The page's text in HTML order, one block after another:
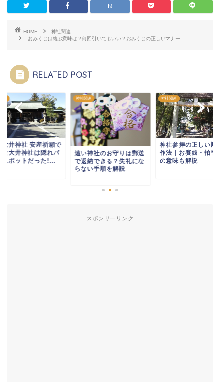
HOME
神社関連
おみくじは結ぶ意味は？何回引いてもいい？おみくじの正しいマナー
RELATED POST
大井神社 安産祈願で
な大井神社は隠れパ
スポットだった!...
神社関連
遠い神社のお守りは郵送
で返納できる？失礼にな
らない手順を解説
神社関連
神社参拝の正しい順
作法｜お賽銭・拍手
の意味も解説
スポンサーリンク